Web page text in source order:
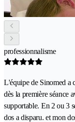
professionnalisme
L'équipe de Sinomed a
dès la première séance
supportable. En 2 ou 3
dos a disparu. et mon